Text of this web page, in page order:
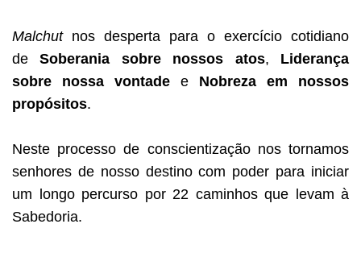
Malchutnos desperta para o exercício cotidiano
deSoberania sobre nossos atos, Liderança
sobre nossa vontade e Nobreza em nossos
propósitos.
Neste processo de conscientização nos tornamos
senhores de nosso destino com poder para iniciar
um longo percurso por 22 caminhos que levam à
Sabedoria.